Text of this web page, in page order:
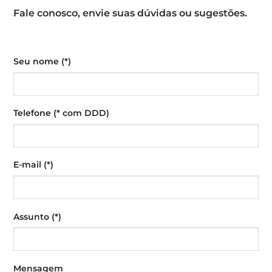
Fale conosco, envie suas dúvidas ou sugestões.
Seu nome (*)
Telefone (* com DDD)
E-mail (*)
Assunto (*)
Mensagem